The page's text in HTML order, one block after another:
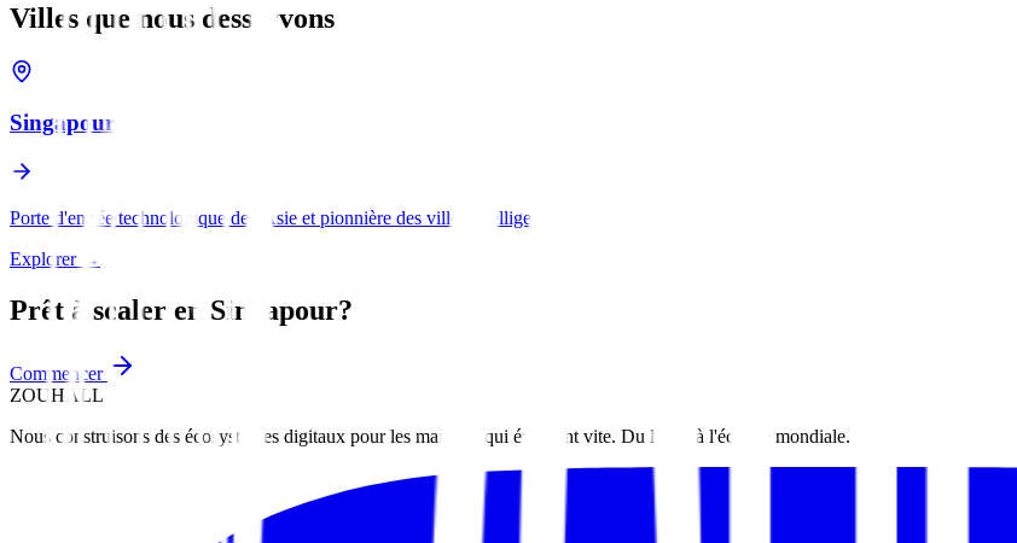
Villes que nous desservons
Singapour
Porte d'entrée technologique de l'Asie et pionnière des villes intelligentes.
Explorer→
Prêt à scaler en Singapour?
Commencer
ZOUHALL
Nous construisons des écosystèmes digitaux pour les marques qui évoluent vite. Du MVP à l'échelle mondiale.